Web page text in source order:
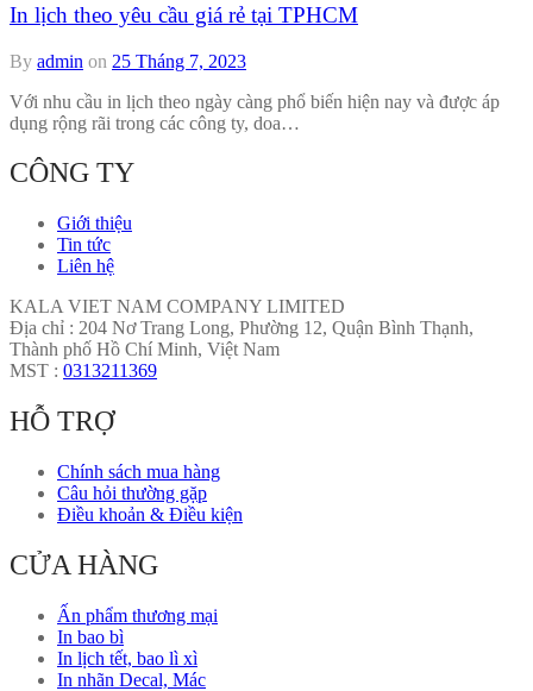
In lịch theo yêu cầu giá rẻ tại TPHCM
By admin on 25 Tháng 7, 2023
Với nhu cầu in lịch theo ngày càng phổ biến hiện nay và được áp
dụng rộng rãi trong các công ty, doa…
CÔNG TY
Giới thiệu
Tin tức
Liên hệ
KALA VIET NAM COMPANY LIMITED
Địa chỉ : 204 Nơ Trang Long, Phường 12, Quận Bình Thạnh,
Thành phố Hồ Chí Minh, Việt Nam
MST : 0313211369
HỖ TRỢ
Chính sách mua hàng
Câu hỏi thường gặp
Điều khoản & Điều kiện
CỬA HÀNG
Ấn phẩm thương mại
In bao bì
In lịch tết, bao lì xì
In nhãn Decal, Mác